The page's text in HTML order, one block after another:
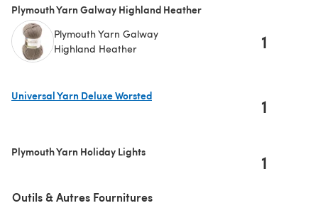
Plymouth Yarn Galway Highland Heather
Plymouth Yarn Galway
Highland Heather
1
Universal Yarn Deluxe Worsted
1
Plymouth Yarn Holiday Lights 1
Outils & Autres Fournitures